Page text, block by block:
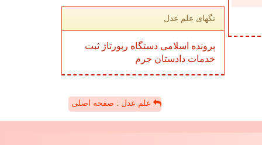
تگهای علم عدل
پرونده اسلامی دستگاه رپورتاژ ثبت
خدمات دادستان جرم
علم عدل : صفحه اصلی